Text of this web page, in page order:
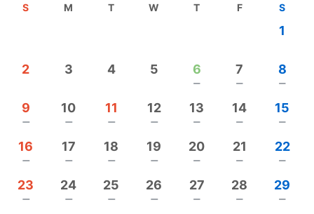
Ganeshaではフラワーエッセンスを使った「ライト
ボディヒーリングヨガ」を行なっていきます。
通常のヨガとは違い、フラワーエッセンスを使っ
て、空間やその方自身の浄化を行い、ヨガの後に整
った状態を維持するためのプロテクションを行いま
す。
って身体の硬さ、背骨の問題を改善へと導きます。
S M T W T F S
1
2 3 4 5 6
remove
7
remove
8
remove
9
remove
10
remove
11
remove
12
remove
13
remove
14
remove
15
remove
16
remove
17
remove
18
remove
19
remove
20
remove
21
remove
22
remove
23
remove
24
remove
25
remove
26
remove
27
remove
28
remove
29
remove